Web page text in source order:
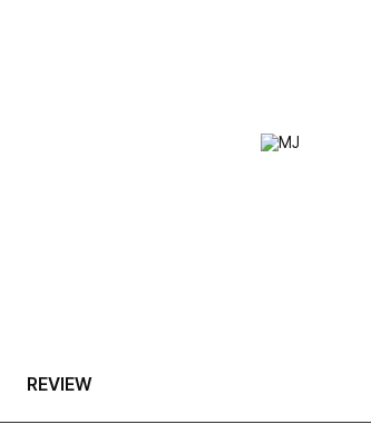
REVIEW